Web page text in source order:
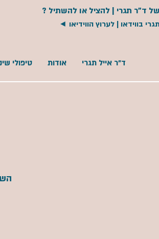
ד"ר תגרי | להציל או להשתיל ?
בווידאו | לערוץ הווידיאו ◄
ד"ר אייל תגרי אודות טיפולי